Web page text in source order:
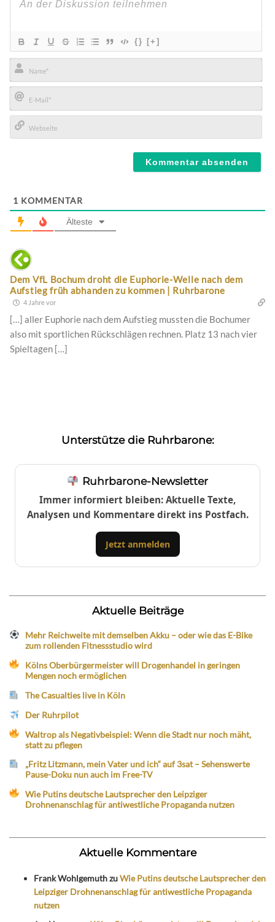
{} [+]
Name*
E-
Mail*
1 KOMMENTAR
Älteste
Dem VfL Bochum droht die Euphorie-Welle nach dem
Aufstieg früh abhanden zu kommen | Ruhrbarone
4 Jahre vor
[…] aller Euphorie nach dem Aufstieg mussten die Bochumer
also mit sportlichen Rückschlägen rechnen. Platz 13 nach vier
Spieltagen […]
Unterstütze die Ruhrbarone:
Ruhrbarone-Newsletter
Immer informiert bleiben: Aktuelle Texte,
Analysen und Kommentare direkt ins Postfach.
Jetzt anmelden
Aktuelle Beiträge
Mehr Reichweite mit demselben Akku – oder wie das E-Bike
zum rollenden Fitnessstudio wird
Kölns Oberbürgermeister will Drogenhandel in geringen
Mengen noch ermöglichen
The Casualties live in Köln
Der Ruhrpilot
Waltrop als Negativbeispiel: Wenn die Stadt nur noch mäht,
statt zu pflegen
„Fritz Litzmann, mein Vater und ich“ auf 3sat – Sehenswerte
Pause-Doku nun auch im Free-TV
Wie Putins deutsche Lautsprecher den Leipziger
Drohnenanschlag für antiwestliche Propaganda nutzen
Aktuelle Kommentare
Frank WohlgemuthzuWie Putins deutsche Lautsprecher den
Leipziger Drohnenanschlag für antiwestliche Propaganda
nutzen